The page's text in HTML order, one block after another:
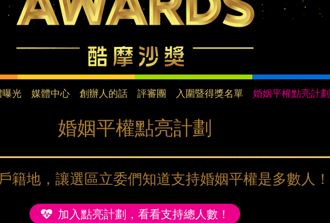
婚姻平權點亮計劃
籍地，讓選區立委們知道支持婚姻平權是多數人！
加入點亮計劃，看看支持總人數！
曝光 媒體中心 創辦人的話 評審團 入圍暨得獎名單 婚姻平權點亮計劃